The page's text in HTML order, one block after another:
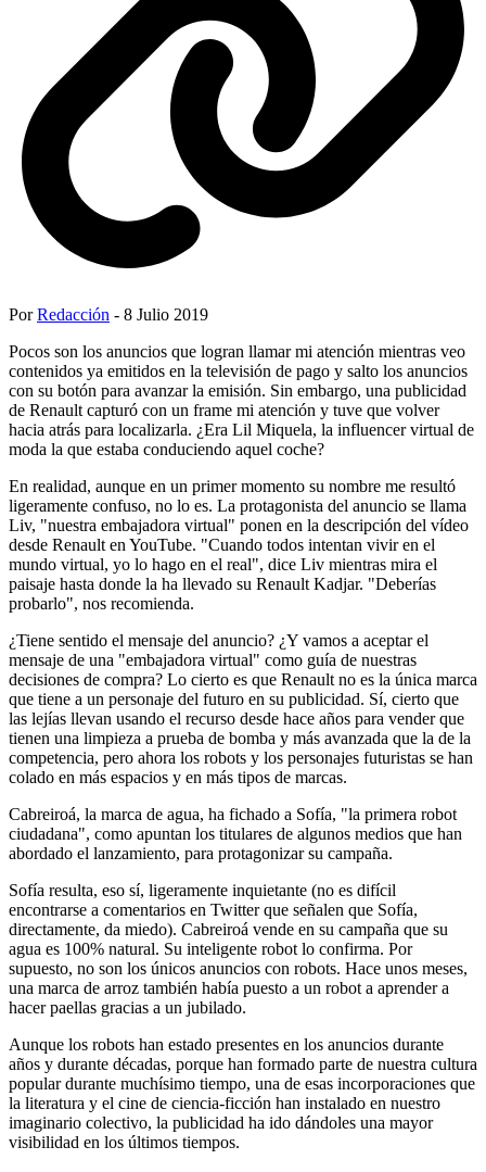
PorRedacción - 8 Julio 2019
Pocos son los anuncios que logran llamar mi atención mientras veo
contenidos ya emitidos en la televisión de pago y salto los anuncios
con su botón para avanzar la emisión. Sin embargo, una publicidad
de Renault capturó con un frame mi atención y tuve que volver
hacia atrás para localizarla. ¿Era Lil Miquela, la influencer virtual de
moda la que estaba conduciendo aquel coche?
En realidad, aunque en un primer momento su nombre me resultó
ligeramente confuso, no lo es. La protagonista del anuncio se llama
Liv, "nuestra embajadora virtual" ponen en la descripción del vídeo
desde Renault en YouTube. "Cuando todos intentan vivir en el
mundo virtual, yo lo hago en el real", dice Liv mientras mira el
paisaje hasta donde la ha llevado su Renault Kadjar. "Deberías
probarlo", nos recomienda.
¿Tiene sentido el mensaje del anuncio? ¿Y vamos a aceptar el
mensaje de una "embajadora virtual" como guía de nuestras
decisiones de compra? Lo cierto es que Renault no es la única marca
que tiene a un personaje del futuro en su publicidad. Sí, cierto que
las lejías llevan usando el recurso desde hace años para vender que
tienen una limpieza a prueba de bomba y más avanzada que la de la
competencia, pero ahora los robots y los personajes futuristas se han
colado en más espacios y en más tipos de marcas.
Cabreiroá, la marca de agua, ha fichado a Sofía, "la primera robot
ciudadana", como apuntan los titulares de algunos medios que han
abordado el lanzamiento, para protagonizar su campaña.
Sofía resulta, eso sí, ligeramente inquietante (no es difícil
encontrarse a comentarios en Twitter que señalen que Sofía,
directamente, da miedo). Cabreiroá vende en su campaña que su
agua es 100% natural. Su inteligente robot lo confirma. Por
supuesto, no son los únicos anuncios con robots. Hace unos meses,
una marca de arroz también había puesto a un robot a aprender a
hacer paellas gracias a un jubilado.
Aunque los robots han estado presentes en los anuncios durante
años y durante décadas, porque han formado parte de nuestra cultura
popular durante muchísimo tiempo, una de esas incorporaciones que
la literatura y el cine de ciencia-ficción han instalado en nuestro
imaginario colectivo, la publicidad ha ido dándoles una mayor
visibilidad en los últimos tiempos.